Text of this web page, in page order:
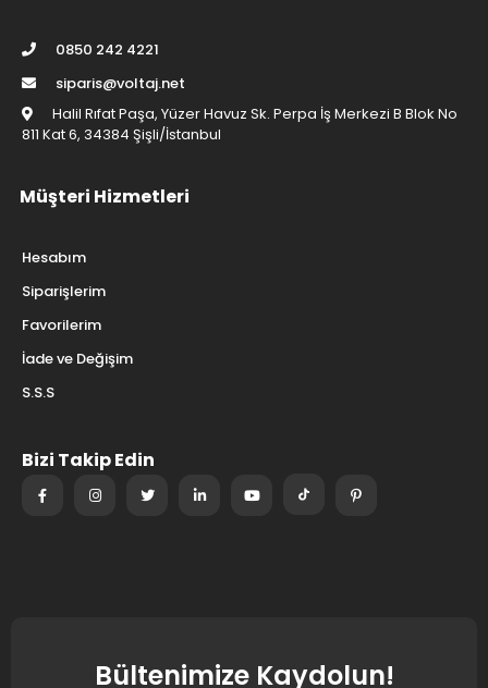
0850 242 4221
siparis@voltaj.net
Halil Rıfat Paşa, Yüzer Havuz Sk. Perpa İş Merkezi B Blok No
811 Kat 6, 34384 Şişli/İstanbul
Müşteri Hizmetleri
Hesabım
Siparişlerim
Favorilerim
İade ve Değişim
S.S.S
Bizi Takip Edin
Bültenimize Kaydolun!